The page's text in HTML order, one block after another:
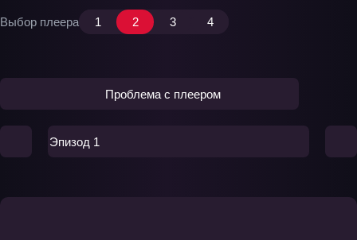
Выбор плеера 1 2 3 4
Проблема с плеером
Эпизод 1